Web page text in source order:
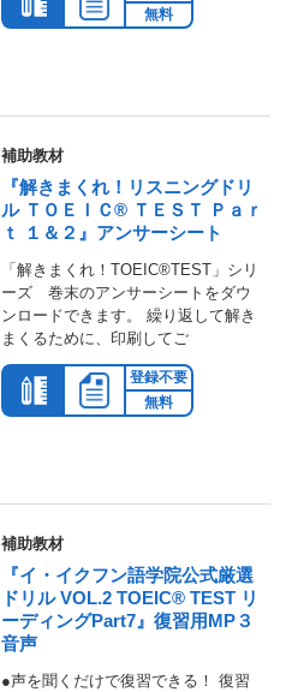
無料
補助教材
『解きまくれ！リスニングドリ
ル ＴＯＥＩＣ® ＴＥＳＴ Ｐａｒ
ｔ １＆２』アンサーシート
「解きまくれ！TOEIC®TEST」シリ
ーズ 巻末のアンサーシートをダウ
ンロードできます。 繰り返して解き
まくるために、印刷してご
登録不要
無料
補助教材
『イ・イクフン語学院公式厳選
ドリル VOL.2 TOEIC® TEST リ
ーディングPart7』復習用MP３
音声
●声を聞くだけで復習できる！ 復習